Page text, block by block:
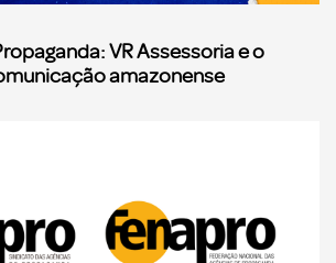
VR Assessoria e o
amazonense